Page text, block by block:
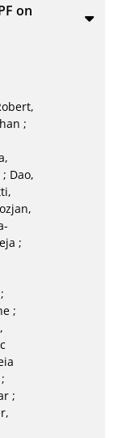
20
on
;
; Dao,
;
;
;
;
;